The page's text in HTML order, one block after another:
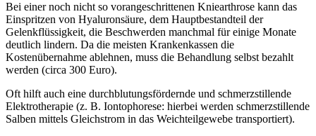
Bei einer noch nicht so vorangeschrittenen Kniearthrose kann das
Einspritzen von Hyaluronsäure, dem Hauptbestandteil der
Gelenkflüssigkeit, die Beschwerden manchmal für einige Monate
deutlich lindern. Da die meisten Krankenkassen die
Kostenübernahme ablehnen, muss die Behandlung selbst bezahlt
werden (circa 300 Euro).
Oft hilft auch eine durchblutungsfördernde und schmerzstillende
Elektrotherapie (z. B. Iontophorese: hierbei werden schmerzstillende
Salben mittels Gleichstrom in das Weichteilgewebe transportiert).